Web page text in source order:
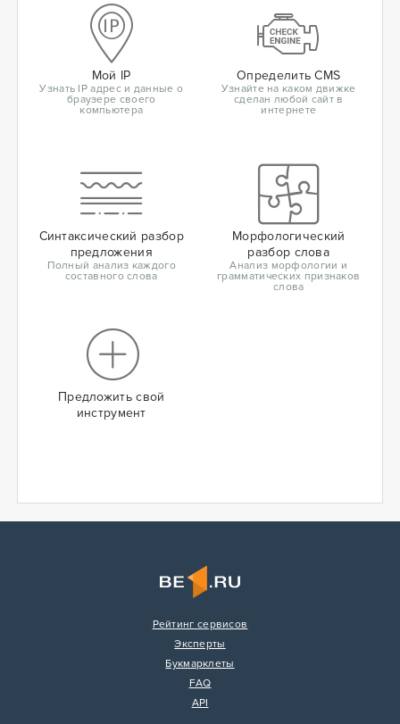
Мой IP
Узнать IP адрес и данные о
браузере своего
компьютера
Определить CMS
Узнайте на каком движке
сделан любой сайт в
интернете
Синтаксический разбор
предложения
Полный анализ каждого
составного слова
Морфологический
разбор слова
Анализ морфологии и
грамматических признаков
слова
Предложить свой
инструмент
Рейтинг сервисов
Эксперты
Букмарклеты
FAQ
API